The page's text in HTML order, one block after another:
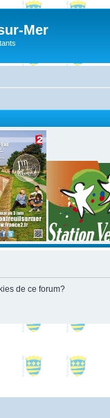
Mer
de ce forum?